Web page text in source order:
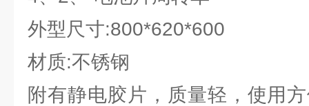
外型尺寸:800*620*600
材质:不锈钢
附有静电胶片，质量轻，使用